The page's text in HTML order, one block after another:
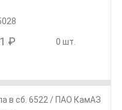
₽ 0 шт.
в сб. 6522 / ПАО КамАЗ